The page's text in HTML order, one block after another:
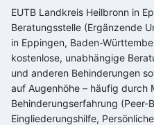
EUTB Landkreis Heilbronn in
Beratungsstelle (Ergänzende
in Eppingen, Baden-
kostenlose, unabhängige
und anderen Behinderungen
auf Augenhöhe – häufig durch
Behinderungserfahrung
Eingliederungshilfe,